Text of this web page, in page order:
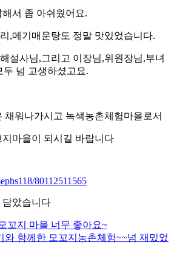
서 좀 아쉬웠어요.
,메기매운탕도 정말 맛있었습니다.
설사님,그리고 이장님,위원장님,부녀
넘 고생하셨고요.
채워나가시고 녹색농촌체험마을로서
마을이 되시길 바랍니다
80112511565
았습니다
꼬지 마을 너무 좋아요~
와 함께한 모꼬지농촌체험~~넘 재밌었